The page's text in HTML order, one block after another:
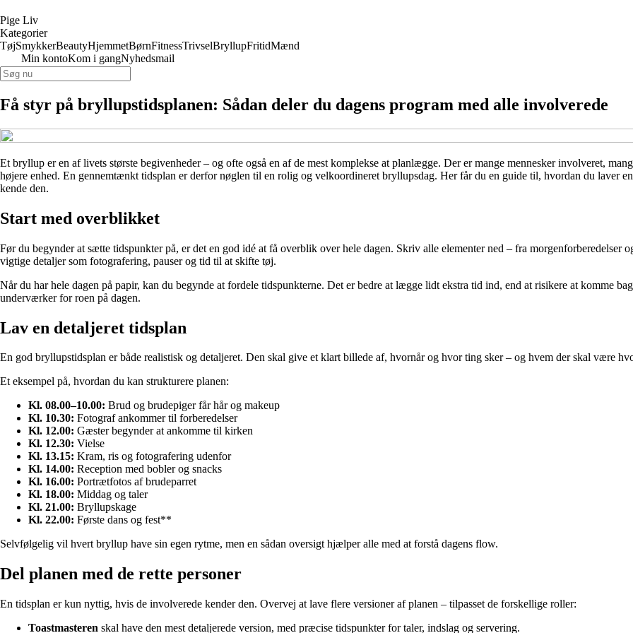
Pige Liv
Kategorier
TøjSmykkerBeautyHjemmetBørnFitnessTrivselBryllupFritidMænd
Min kontoKom i gangNyhedsmail
Få styr på bryllupstidsplanen: Sådan deler du dagens program med alle involverede
Et bryllup er en af livets største begivenheder – og ofte også en af de mest komplekse at planlægge. Der er mange mennesker involveret,
højere enhed. En gennemtænkt tidsplan er derfor nøglen til en rolig og velkoordineret bryllupsdag. Her får du en guide til, hvordan du laver
kende den.
Start med overblikket
Før du begynder at sætte tidspunkter på, er det en god idé at få overblik over hele dagen. Skriv alle elementer ned – fra morgenforberedelser
vigtige detaljer som fotografering, pauser og tid til at skifte tøj.
Når du har hele dagen på papir, kan du begynde at fordele tidspunkterne. Det er bedre at lægge lidt ekstra tid ind, end at risikere at komme
underværker for roen på dagen.
Lav en detaljeret tidsplan
En god bryllupstidsplan er både realistisk og detaljeret. Den skal give et klart billede af, hvornår og hvor ting sker – og hvem der skal være
Et eksempel på, hvordan du kan strukturere planen:
Kl. 08.00–10.00: Brud og brudepiger får hår og makeup
Kl. 10.30: Fotograf ankommer til forberedelser
Kl. 12.00: Gæster begynder at ankomme til kirken
Kl. 12.30: Vielse
Kl. 13.15: Kram, ris og fotografering udenfor
Kl. 14.00: Reception med bobler og snacks
Kl. 16.00: Portrætfotos af brudeparret
Kl. 18.00: Middag og taler
Kl. 21.00: Bryllupskage
Kl. 22.00: Første dans og fest**
Selvfølgelig vil hvert bryllup have sin egen rytme, men en sådan oversigt hjælper alle med at forstå dagens flow.
Del planen med de rette personer
En tidsplan er kun nyttig, hvis de involverede kender den. Overvej at lave flere versioner af planen – tilpasset de forskellige roller:
Toastmasteren skal have den mest detaljerede version, med præcise tidspunkter for taler, indslag og servering.